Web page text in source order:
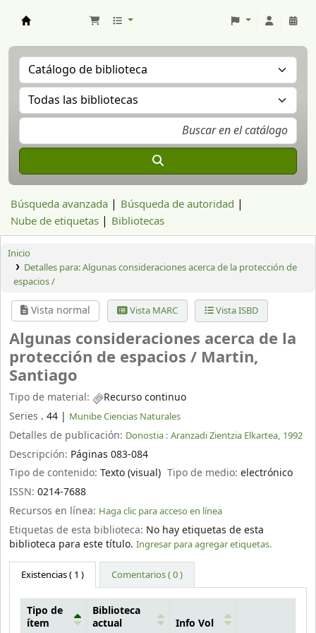
Búsqueda avanzada
Búsqueda de autoridad
Nube de etiquetas
Bibliotecas
Inicio
Detalles para:Algunas consideraciones acerca de la protección de
espacios /
Vista normal Vista MARC Vista ISBD
Algunas consideraciones acerca de la
protección de espacios / Martin,
Santiago
Tipo de material:
Recurso continuo
Series . 44 | Munibe Ciencias Naturales
Detalles de publicación: Donostia : Aranzadi Zientzia Elkartea, 1992
Descripción: Páginas 083-084
Tipo de contenido: Texto (visual) Tipo de medio:electrónico
ISSN: 0214-7688
Recursos en línea: Haga clic para acceso en línea
Etiquetas de esta biblioteca: No hay etiquetas de esta
biblioteca para este título. Ingresar para agregar etiquetas.
Existencias( 1 ) Comentarios ( 0 )
Tipo de
ítem
Biblioteca
actual
Info Vol